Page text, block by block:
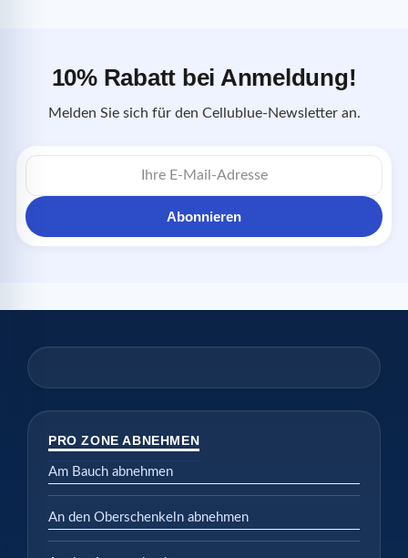
10% Rabatt bei Anmeldung!
Melden Sie sich für den Cellublue-Newsletter an.
E-
Mail-
Abonnieren
PRO ZONE ABNEHMEN
Am Bauch abnehmen
An den Oberschenkeln abnehmen